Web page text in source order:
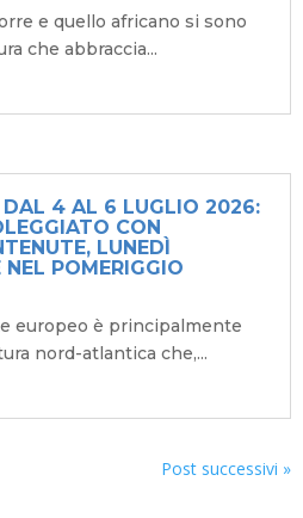
e quello africano si sono
che abbraccia...
DAL 4 AL 6 LUGLIO 2026:
CON
LUNEDÌ
POMERIGGIO
europeo è principalmente
nord-atlantica che,...
Post successivi »